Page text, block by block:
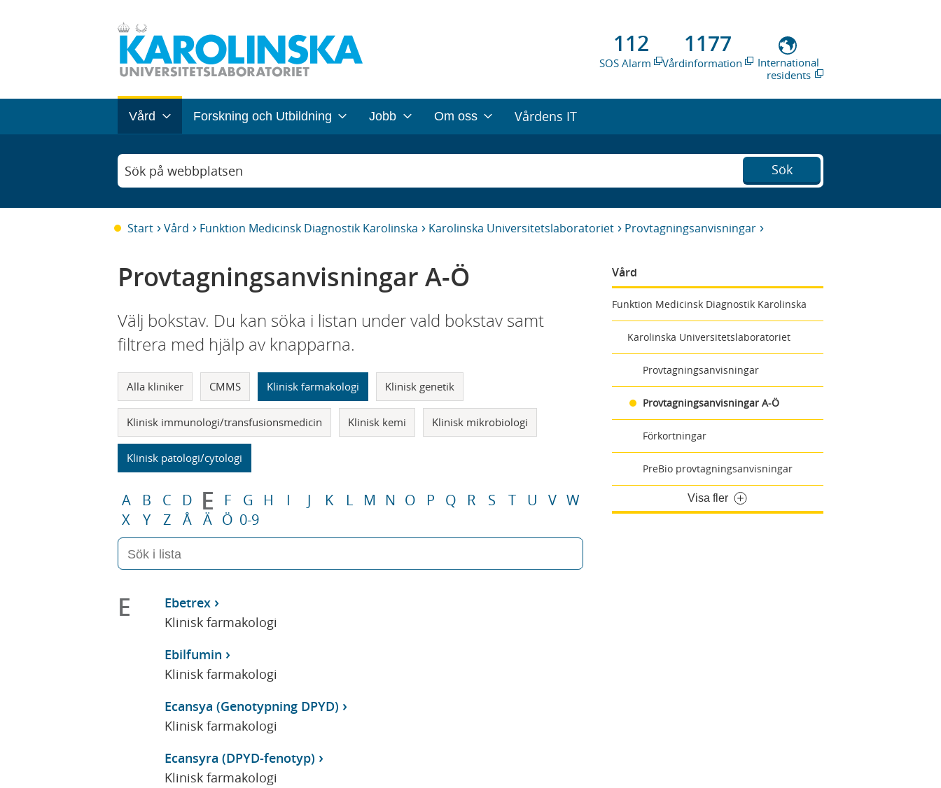
112
SOS Alarm
1177
Vårdinformation
International
residents
Vård Forskning och Utbildning Jobb Om oss Vårdens IT
Sök på webbplatsen Sök
Start Vård Funktion Medicinsk Diagnostik Karolinska Karolinska Universitetslaboratoriet Provtagningsanvisningar
Vård
Funktion Medicinsk Diagnostik Karolinska
Karolinska Universitetslaboratoriet
Provtagningsanvisningar
Provtagningsanvisningar A-Ö
Förkortningar
PreBio provtagningsanvisningar
Visa fler
Provtagningsanvisningar A-Ö
Välj bokstav. Du kan söka i listan under vald bokstav samt
filtrera med hjälp av knapparna.
Alla kliniker CMMS Klinisk farmakologi Klinisk genetik
Klinisk immunologi/transfusionsmedicin Klinisk kemi Klinisk mikrobiologi
Klinisk patologi/cytologi
A B C D E F G H I J K L M N O P Q R S T U V W
X
Y Z Å Ä Ö 0-9
E
Ebetrex
Klinisk farmakologi
Ebilfumin
Klinisk farmakologi
Ecansya (Genotypning DPYD)
Klinisk farmakologi
Ecansyra (DPYD-fenotyp)
Klinisk farmakologi